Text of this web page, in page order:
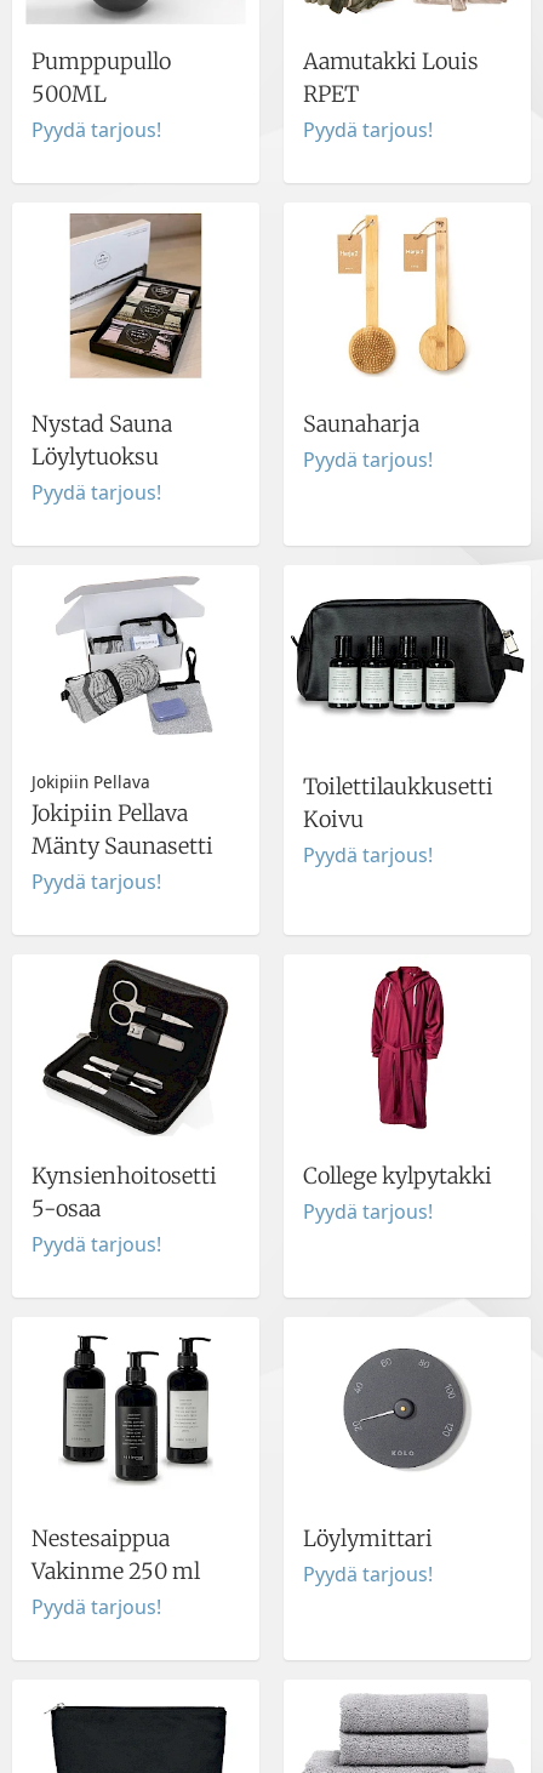
Pumppupullo
500ML
Pyydä tarjous!
Aamutakki Louis
RPET
Pyydä tarjous!
Nystad Sauna
Löylytuoksu
Pyydä tarjous!
Saunaharja
Pyydä tarjous!
Jokipiin Pellava
Jokipiin Pellava
Mänty Saunasetti
Pyydä tarjous!
Toilettilaukkusetti
Koivu
Pyydä tarjous!
Kynsienhoitosetti
5-osaa
Pyydä tarjous!
College kylpytakki
Pyydä tarjous!
Nestesaippua
Vakinme 250 ml
Pyydä tarjous!
Löylymittari
Pyydä tarjous!